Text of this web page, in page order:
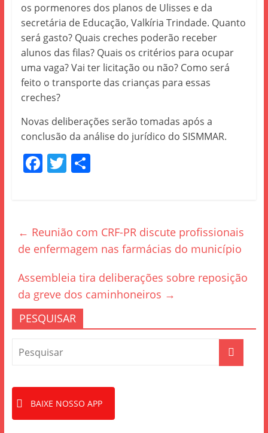
os pormenores dos planos de Ulisses e da
secretária de Educação, Valkíria Trindade. Quanto
será gasto? Quais creches poderão receber
alunos das filas? Quais os critérios para ocupar
uma vaga? Vai ter licitação ou não? Como será
feito o transporte das crianças para essas
creches?
Novas deliberações serão tomadas após a
conclusão da análise do jurídico do SISMMAR.
F
b
o
o
k
T S
← Reunião com CRF-PR discute profissionais
de enfermagem nas farmácias do município
Assembleia tira deliberações sobre reposição
da greve dos caminhoneiros →
PESQUISAR
BAIXE NOSSO APP